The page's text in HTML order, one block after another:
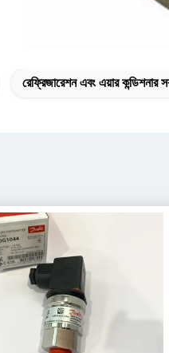
রেফ্রিজারেশন এবং এয়ার কন্ডিশনার